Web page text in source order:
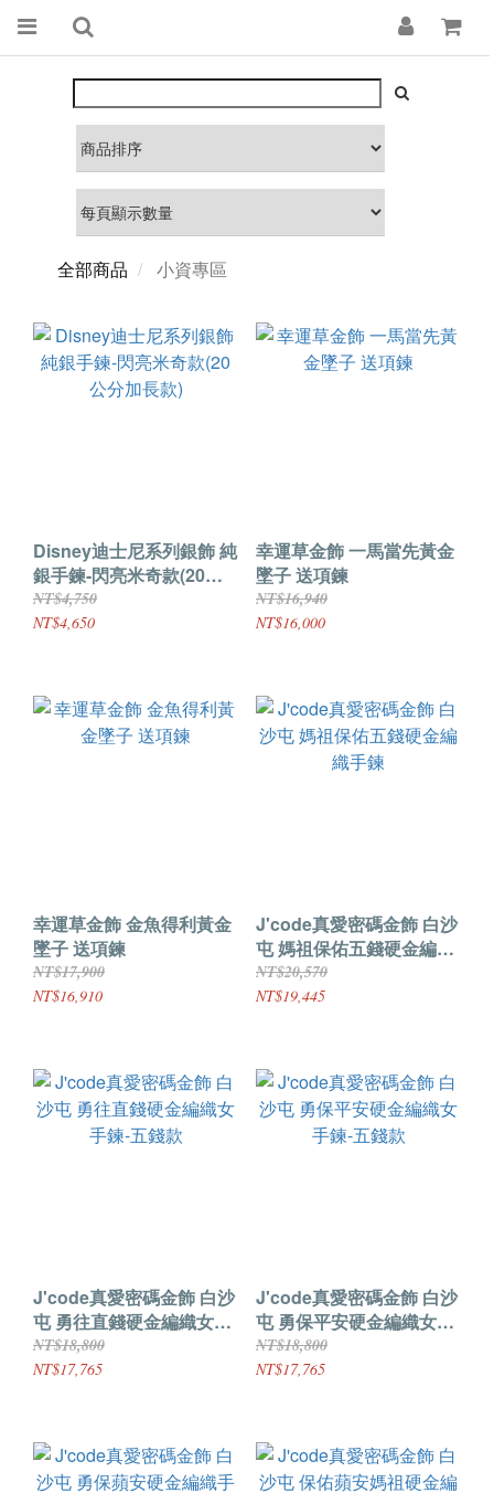
全部商品 小資專區
Disney迪士尼系列銀飾 純
銀手鍊-閃亮米奇款(20公
分加長款)
NT$4,750
NT$4,650
幸運草金飾 一馬當先黃金
墜子 送項鍊
NT$16,940
NT$16,000
幸運草金飾 金魚得利黃金
墜子 送項鍊
NT$17,900
NT$16,910
J'code真愛密碼金飾 白沙
屯 媽祖保佑五錢硬金編織
手鍊
NT$20,570
NT$19,445
J'code真愛密碼金飾 白沙
屯 勇往直錢硬金編織女手
鍊-五錢款
NT$18,800
NT$17,765
J'code真愛密碼金飾 白沙
屯 勇保平安硬金編織女手
鍊-五錢款
NT$18,800
NT$17,765